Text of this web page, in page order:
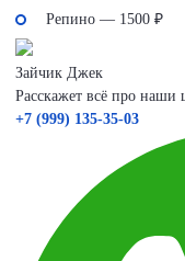
Репино — 1500 ₽
Зайчик Джек
Расскажет всё про
+7 (999) 135-35-03